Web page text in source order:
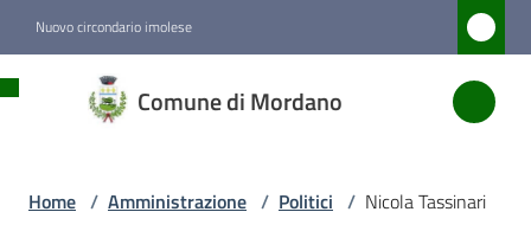
Nuovo circondario imolese
Comune di Mordano
di
Home / Amministrazione / Politici / Nicola Tassinari